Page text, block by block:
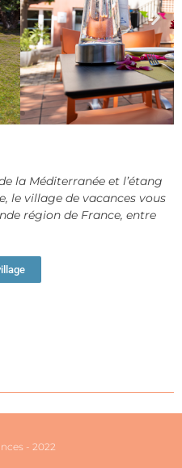
la Méditerranée et l’étang
le village de vacances vous
région de France, entre
- 2022